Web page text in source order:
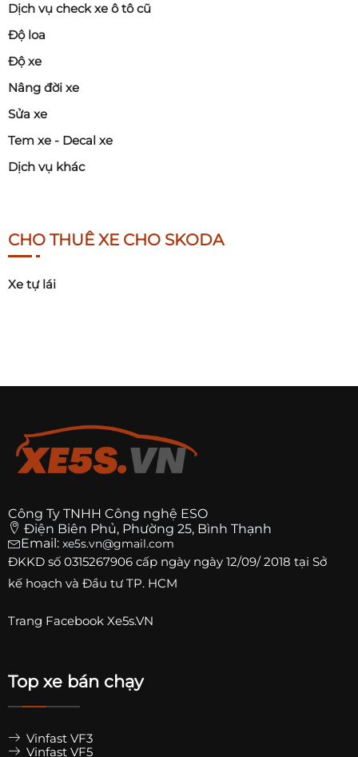
Dịch vụ check xe ô tô cũ
Độ loa
Độ xe
Nâng đời xe
Sửa xe
Tem xe - Decal xe
Dịch vụ khác
CHO THUÊ XE CHO SKODA
Xe tự lái
Công Ty TNHH Công nghệ ESO
Điện Biên Phủ, Phường 25, Bình Thạnh
Email: xe5s.vn@gmail.com
ĐKKD số 0315267906 cấp ngày ngày 12/09/ 2018 tại Sở
kế hoạch và Đầu tư TP. HCM
Trang Facebook Xe5s.VN
Top xe bán chạy
Vinfast VF3
Vinfast VF5